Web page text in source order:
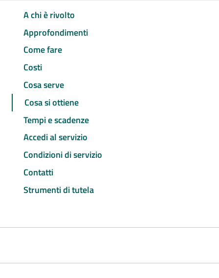
A chi è rivolto
Approfondimenti
Come fare
Costi
Cosa serve
Cosa si ottiene
Tempi e scadenze
Accedi al servizio
Condizioni di servizio
Contatti
Strumenti di tutela